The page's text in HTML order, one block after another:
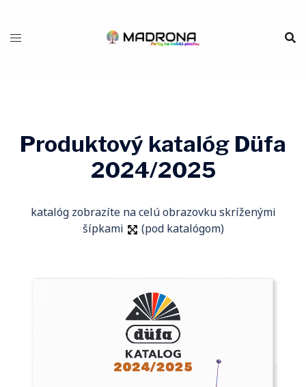
obsah
Produktový katalóg Düfa
2024/2025
katalóg zobrazíte na celú obrazovku skríženými
šípkami
(pod katalógom)